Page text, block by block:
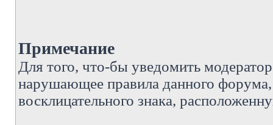
Примечание
Для того, что-бы уведомить
нарушающее правила данного форума,
восклицательного знака,